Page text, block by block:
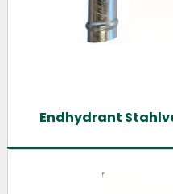
Endhydrant